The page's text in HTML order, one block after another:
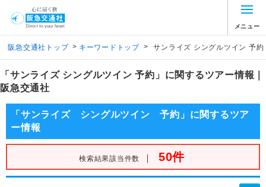
メニュー
阪急交通社トップ > キーワードトップ > サンライズ シングルツイン 予約
「サンライズ シングルツイン 予約」に関するツアー情報｜
阪急交通社
「サンライズ シングルツイン 予約」に関するツア
ー情報
検索結果該当件数 ｜ 50件